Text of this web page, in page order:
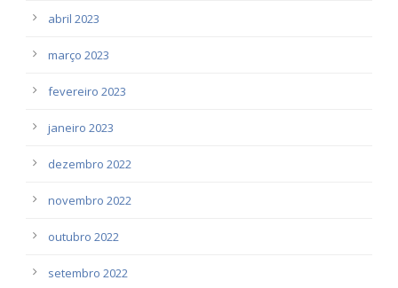
abril 2023
março 2023
fevereiro 2023
janeiro 2023
dezembro 2022
novembro 2022
outubro 2022
setembro 2022